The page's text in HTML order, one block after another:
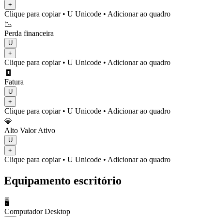
+
Clique para copiar• U Unicode • Adicionar ao quadro
📉
Perda financeira
U
+
Clique para copiar• U Unicode • Adicionar ao quadro
🧾
Fatura
U
+
Clique para copiar• U Unicode • Adicionar ao quadro
💎
Alto Valor Ativo
U
+
Clique para copiar• U Unicode • Adicionar ao quadro
Equipamento escritório
🖥️
Computador Desktop